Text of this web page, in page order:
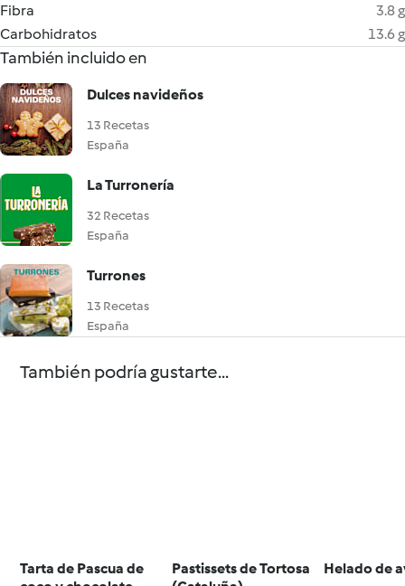
Fibra
3.8 g
Carbohidratos
13.6 g
También incluido en
Dulces navideños
13 Recetas
España
La Turronería
32 Recetas
España
Turrones
13 Recetas
España
También podría gustarte...
Tarta de Pascua de
Pastissets de Tortosa
Helado de